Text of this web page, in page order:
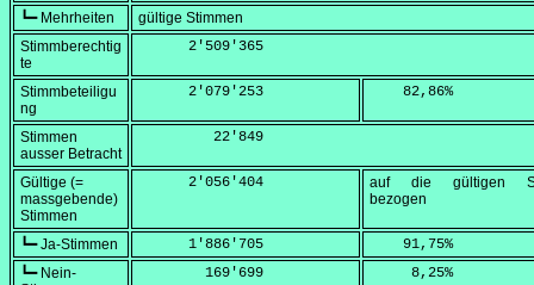
┗━ Mehrheiten
gültige Stimmen
Stimmberechtig
te
      2'509'365
Stimmbeteiligu
ng
      2'079'253
    82,86
%
Stimmen
ausser Betracht
         22'849
Gültige (=
massgebende)
Stimmen
      2'056'404
auf die gültigen
bezogen
┗━ Ja-Stimmen
      1'886'705
    91,75
%
┗━ Nein-
        169'699
     8,25
%